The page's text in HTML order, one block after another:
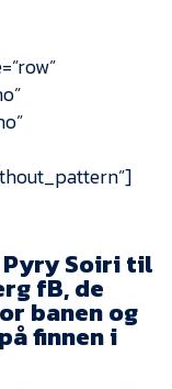
Pyry Soiri til
fB, de
banen og
finnen i